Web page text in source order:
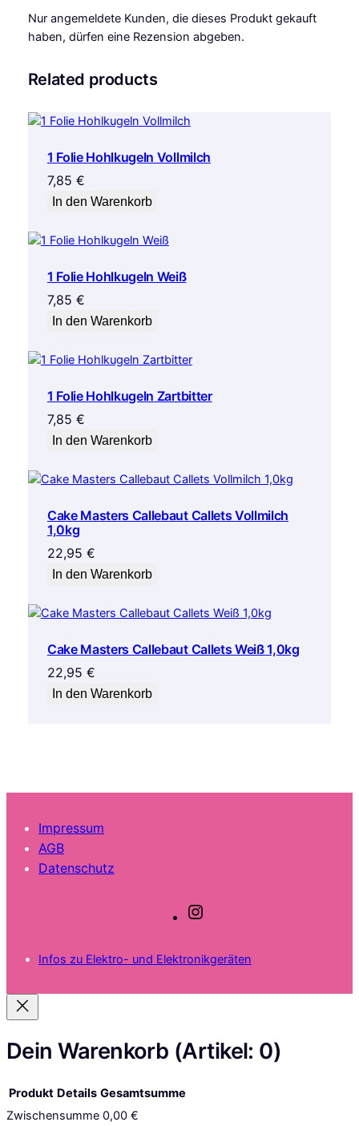
Nur angemeldete Kunden, die dieses Produkt gekauft
haben, dürfen eine Rezension abgeben.
Related products
1 Folie Hohlkugeln Vollmilch
7,85 €
In den Warenkorb
1 Folie Hohlkugeln Weiß
7,85 €
In den Warenkorb
1 Folie Hohlkugeln Zartbitter
7,85 €
In den Warenkorb
Cake Masters Callebaut Callets Vollmilch
1,0kg
22,95 €
In den Warenkorb
Cake Masters Callebaut Callets Weiß 1,0kg
22,95 €
In den Warenkorb
Impressum
AGB
Datenschutz
t
m
Infos zu Elektro- und Elektronikgeräten
Dein Warenkorb (Artikel: 0)
Produkt Details Gesamtsumme
Zwischensumme 0,00 €